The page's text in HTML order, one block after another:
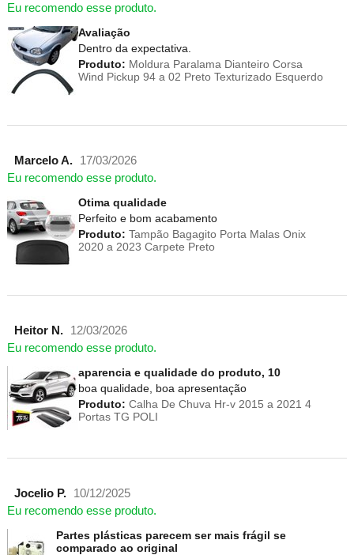
Eu recomendo esse produto.
Avaliação
Dentro da expectativa.
Produto: Moldura Paralama Dianteiro Corsa
Wind Pickup 94 a 02 Preto Texturizado Esquerdo
Marcelo A.
17/03/2026
Eu recomendo esse produto.
Otima qualidade
Perfeito e bom acabamento
Produto: Tampão Bagagito Porta Malas Onix
2020 a 2023 Carpete Preto
Heitor N.
12/03/2026
Eu recomendo esse produto.
aparencia e qualidade do produto, 10
boa qualidade, boa apresentação
Produto: Calha De Chuva Hr-v 2015 a 2021 4
Portas TG POLI
Jocelio P.
10/12/2025
Eu recomendo esse produto.
Partes plásticas parecem ser mais frágil se
comparado ao original